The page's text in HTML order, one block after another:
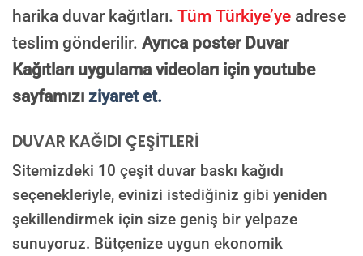
harika duvar kağıtları. Tüm Türkiye’ye adrese
teslim gönderilir. Ayrıca poster Duvar
Kağıtları uygulama videoları için youtube
sayfamızı ziyaret et.
DUVAR KAĞIDI ÇEŞİTLERİ
Sitemizdeki 10 çeşit duvar baskı kağıdı
seçenekleriyle, evinizi istediğiniz gibi yeniden
şekillendirmek için size geniş bir yelpaze
sunuyoruz. Bütçenize uygun ekonomik